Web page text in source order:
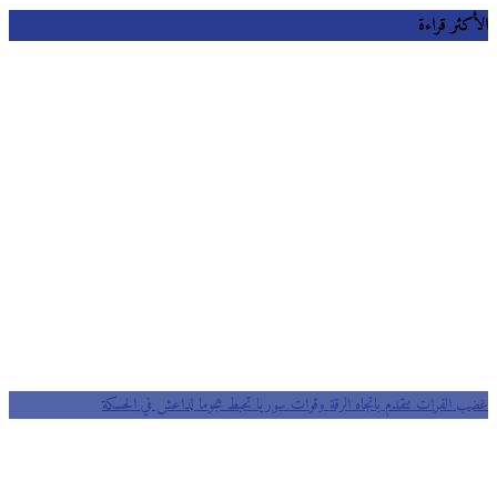
الأكثر قراءة
غضب الفرات تتقدم باتجاه الرقة وقوات سوريا تحبط هجوما لداعش في الحسكة